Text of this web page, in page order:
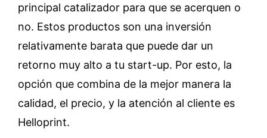
principal catalizador para que se acerquen o
no. Estos productos son una inversión
relativamente barata que puede dar un
retorno muy alto a tu start-up. Por esto, la
opción que combina de la mejor manera la
calidad, el precio, y la atención al cliente es
Helloprint.